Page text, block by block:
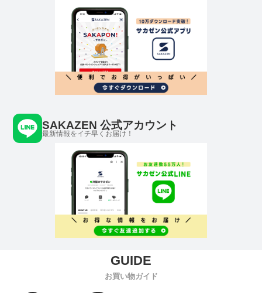
SAKAZEN 公式アカウント
最新情報をイチ早くお届け！
お買い物ガイド